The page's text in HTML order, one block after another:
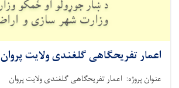
اعمار تفریحگاهی گلغندی ولایت پروان
عنوان پروژه: اعمار تفریحگاهی گلغندی ولایت پروان